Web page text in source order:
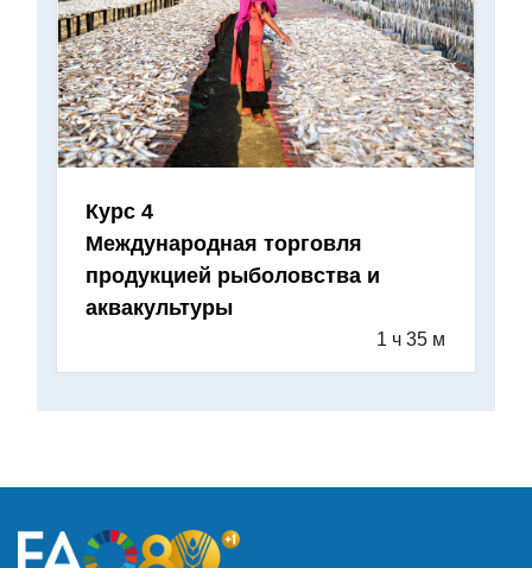
Курс 4
Международная торговля
продукцией рыболовства и
аквакультуры
1 ч 35 м